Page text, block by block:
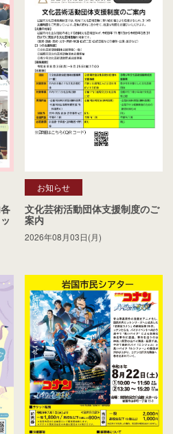
お知らせ
文化芸術活動団体支援制度のご
案内
2026年08月03日(月)